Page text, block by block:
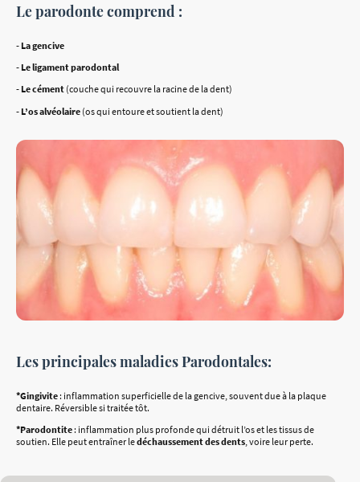
Le parodonte comprend :
- La gencive
- Le ligament parodontal
- Le cément (couche qui recouvre la racine de la dent)
- L’os alvéolaire (os qui entoure et soutient la dent)
Les principales maladies Parodontales:
*Gingivite : inflammation superficielle de la gencive, souvent due à la plaque
dentaire. Réversible si traitée tôt.
*Parodontite : inflammation plus profonde qui détruit l’os et les tissus de
soutien. Elle peut entraîner ledéchaussement des dents , voire leur perte.